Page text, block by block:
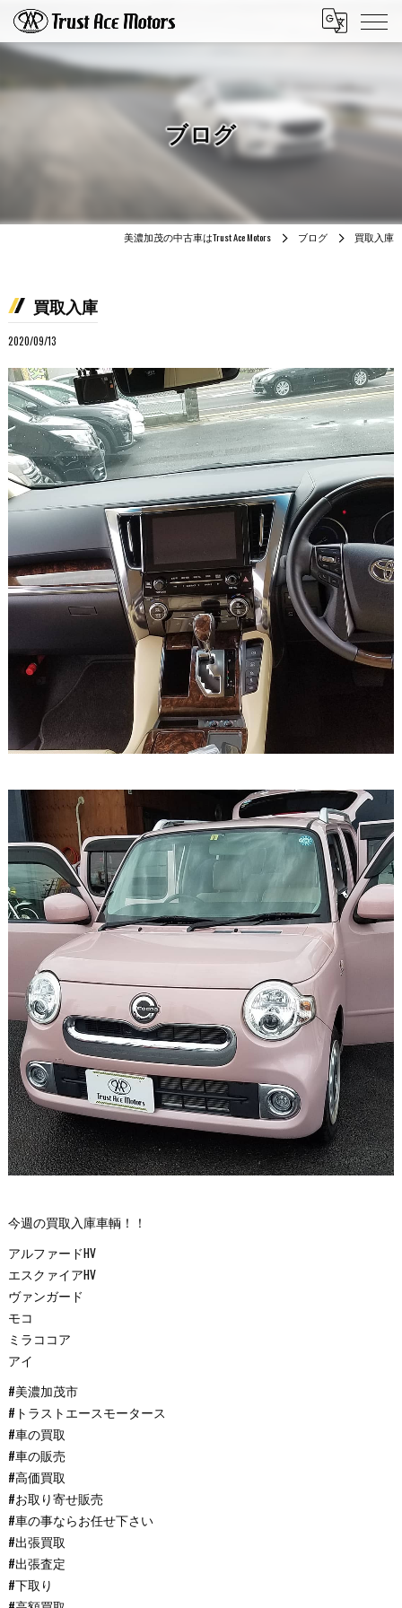
ブログ
美濃加茂の中古車はTrust Ace Motors ブログ 買取入庫
買取入庫
2020/09/13
今週の買取入庫車輌！！
アルファードHV
エスクァイアHV
ヴァンガード
モコ
ミラココア
アイ
#美濃加茂市
#トラストエースモータース
#車の買取
#車の販売
#高価買取
#お取り寄せ販売
#車の事ならお任せ下さい
#出張買取
#出張査定
#下取り